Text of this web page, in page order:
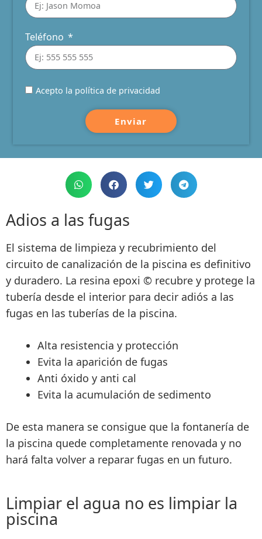
Teléfono
Acepto la política de privacidad
Enviar
Adios a las fugas
El sistema de limpieza y recubrimiento del
circuito de canalización de la piscina es definitivo
y duradero. La resina epoxi © recubre y protege la
tubería desde el interior para decir adiós a las
fugas en las tuberías de la piscina.
Alta resistencia y protección
Evita la aparición de fugas
Anti óxido y anti cal
Evita la acumulación de sedimento
De esta manera se consigue que la fontanería de
la piscina quede completamente renovada y no
hará falta volver a reparar fugas en un futuro.
Limpiar el agua no es limpiar la
piscina